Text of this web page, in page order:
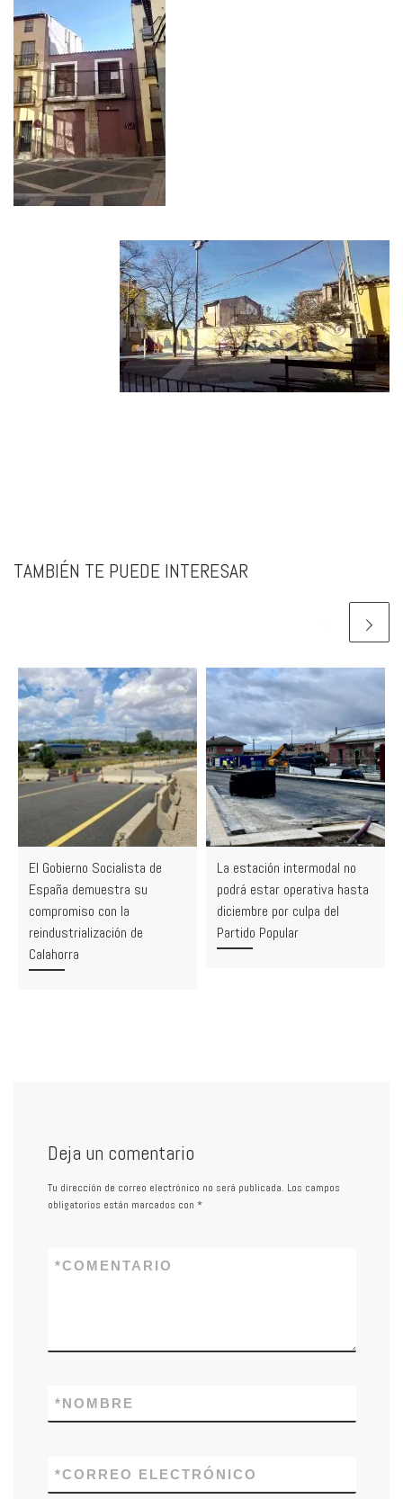
TAMBIÉN TE PUEDE INTERESAR
El Gobierno Socialista de
España demuestra su
compromiso con la
reindustrialización de
Calahorra
La estación intermodal no
podrá estar operativa hasta
diciembre por culpa del
Partido Popular
Deja un comentario
Tu dirección de correo electrónico no será publicada. Los campos
obligatorios están marcados con *
COMENTARIO
*
NOMBRE
*
CORREO ELECTRÓNICO
*